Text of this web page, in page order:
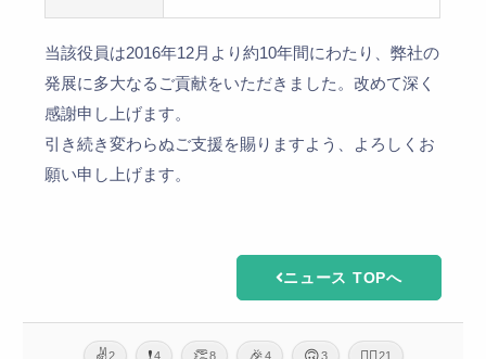
当該役員は2016年12月より約10年間にわたり、弊社の
発展に多大なるご貢献をいただきました。改めて深く
感謝申し上げます。
引き続き変わらぬご支援を賜りますよう、よろしくお
願い申し上げます。
ニュース TOPへ
2 4 8 4 3 21